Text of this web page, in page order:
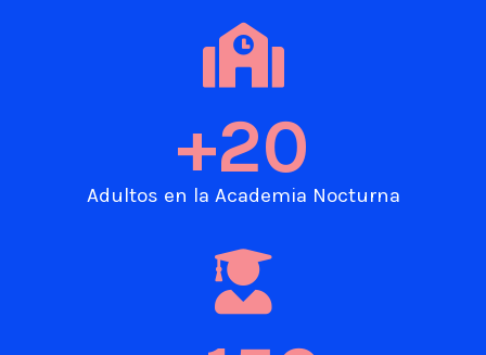
Adultos en la Academia Nocturna​
+20